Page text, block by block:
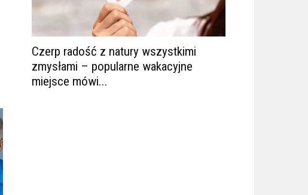
Czerp radość z natury wszystkimi
zmysłami – popularne wakacyjne
miejsce mówi...